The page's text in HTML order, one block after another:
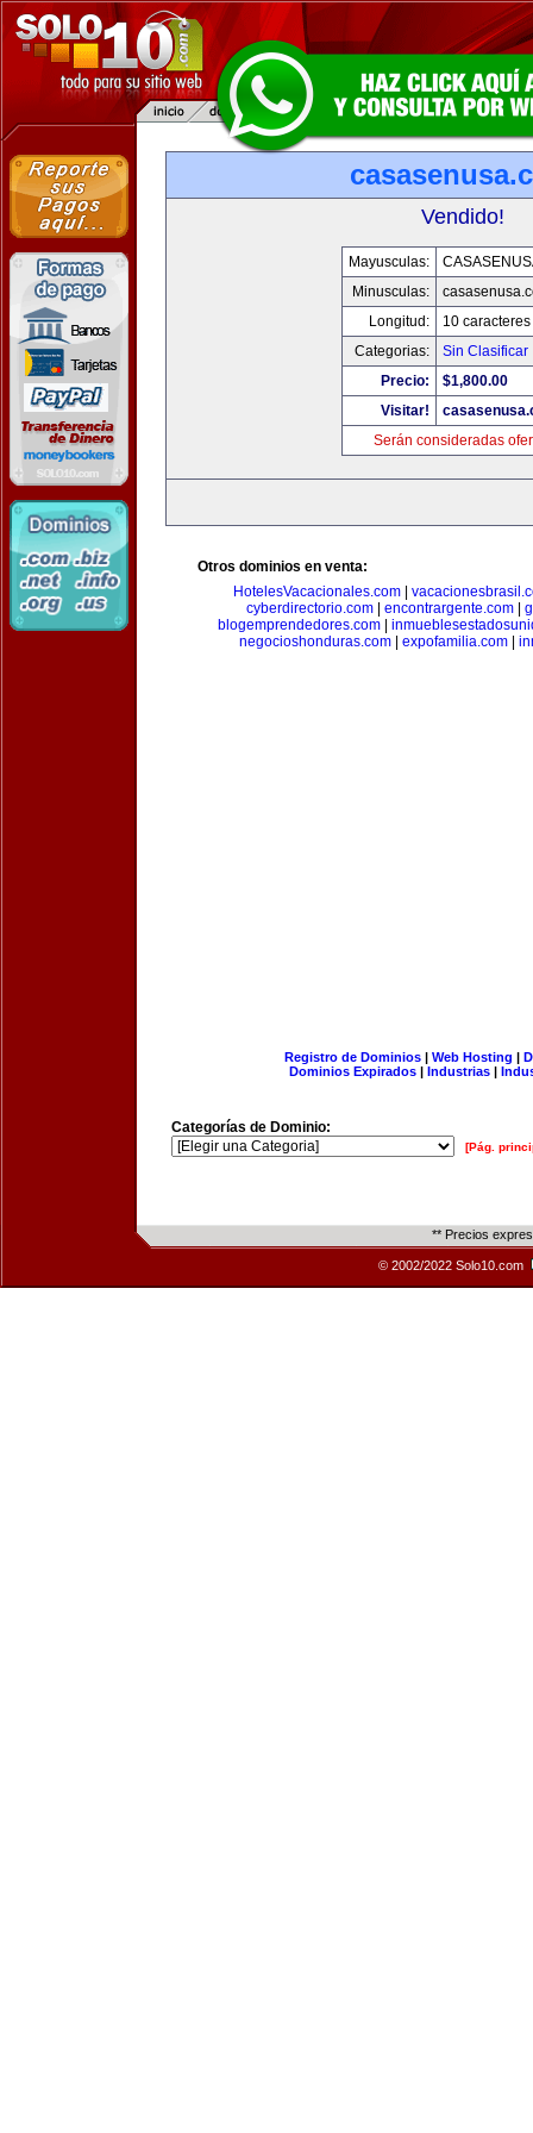
Vendido!
Mayusculas:
Minusculas:
Longitud:
10 caracteres
Categorias:
Sin Clasificar
Precio:
$1,800.00
Visitar!
Serán consideradas
Otros dominios en venta:
HotelesVacacionales.com|
cyberdirectorio.com| encontrargente.com|
blogemprendedores.com
negocioshonduras.com| expofamilia.com|
Registro de Dominios| Web Hosting |
Dominios Expirados | Industrias |
Categorías de Dominio:
[Pág.
** Precios
© 2002/2022 Solo10.com